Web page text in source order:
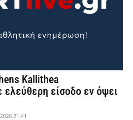
Kallithea
ελεύθερη είσοδο εν όψει
21:41